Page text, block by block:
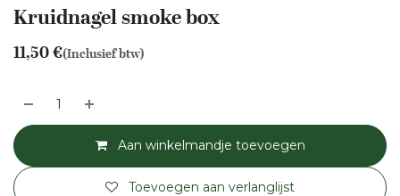
Kruidnagel smoke box
11,50€(Inclusief btw)
Aan winkelmandje toevoegen
Toevoegen aan verlanglijst